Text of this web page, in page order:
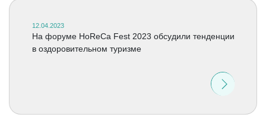
12.04.2023
На форуме HoReCa Fest 2023 обсудили тенденции
в оздоровительном туризме